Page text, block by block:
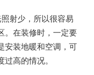
射少，所以很容易
。在装修时，一定要
安装地暖和空调，可
高的情况。